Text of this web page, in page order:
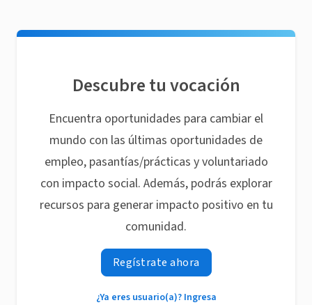
Descubre tu vocación
Encuentra oportunidades para cambiar el
mundo con las últimas oportunidades de
empleo, pasantías/prácticas y voluntariado
con impacto social. Además, podrás explorar
recursos para generar impacto positivo en tu
comunidad.
Regístrate ahora
¿Ya eres usuario(a)? Ingresa